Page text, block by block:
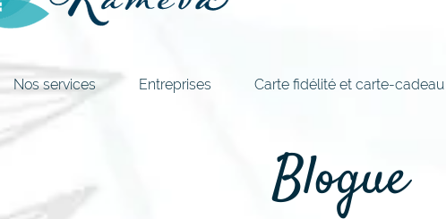
Nos services Entreprises Carte fidélité et carte-cadeau
Blogue